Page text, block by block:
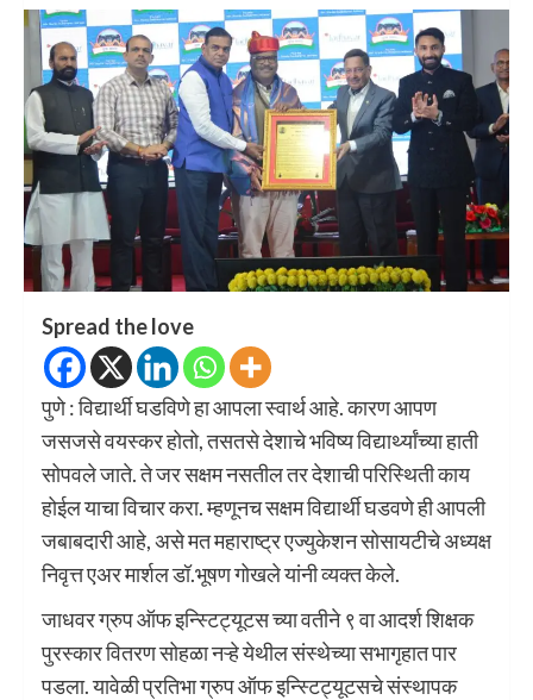
Spread the love
पुणे : विद्यार्थी घडविणे हा आपला स्वार्थ आहे. कारण आपण
जसजसे वयस्कर होतो, तसतसे देशाचे भविष्य विद्यार्थ्यांच्या हाती
सोपवले जाते. ते जर सक्षम नसतील तर देशाची परिस्थिती काय
होईल याचा विचार करा. म्हणूनच सक्षम विद्यार्थी घडवणे ही आपली
जबाबदारी आहे, असे मत महाराष्ट्र एज्युकेशन सोसायटीचे अध्यक्ष
निवृत्त एअर मार्शल डॉ.भूषण गोखले यांनी व्यक्त केले.
जाधवर ग्रुप ऑफ इन्स्टिट्यूटस च्या वतीने ९ वा आदर्श शिक्षक
पुरस्कार वितरण सोहळा नऱ्हे येथील संस्थेच्या सभागृहात पार
पडला. यावेळी प्रतिभा ग्रुप ऑफ इन्स्टिट्यूटसचे संस्थापक